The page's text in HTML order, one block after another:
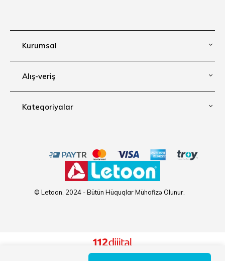
Kurumsal
Alış-veriş
Kateqoriyalar
© Letoon, 2024 - Bütün Hüquqlar Mühafizə Olunur.